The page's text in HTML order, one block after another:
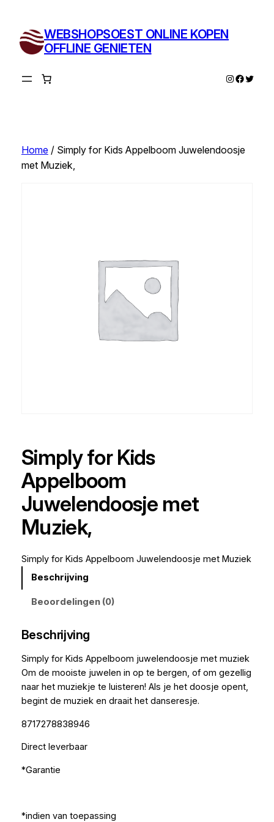
inhoud
WEBSHOPSOEST ONLINE KOPEN
OFFLINE GENIETEN
Instagram
Twitter
Home/ Simply for Kids Appelboom Juwelendoosje
met Muziek,
Simply for Kids
Appelboom
Juwelendoosje met
Muziek,
Simply for Kids Appelboom Juwelendoosje met Muziek
Beschrijving
Beoordelingen (0)
Beschrijving
Simply for Kids Appelboom juwelendoosje met muziek
Om de mooiste juwelen in op te bergen, of om gezellig
naar het muziekje te luisteren! Als je het doosje opent,
begint de muziek en draait het danseresje.
8717278838946
Direct leverbaar
*Garantie
*indien van toepassing